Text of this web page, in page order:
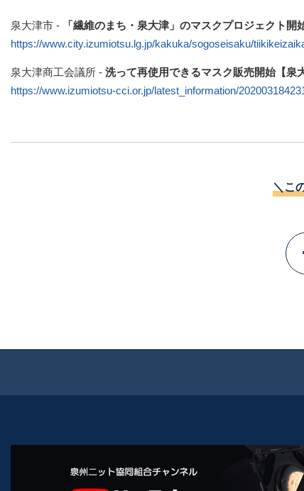
泉大津市 ‐
「繊維のまち・泉大津」のマスクプロジェクト開
https://www.city.izumiotsu.lg.jp/kakuka/sogoseisaku/
泉大津商工会議所 ‐ 洗って再使用できるマスク販売開始【泉
https://www.izumiotsu-cci.or.jp/latest_information/
＼こ